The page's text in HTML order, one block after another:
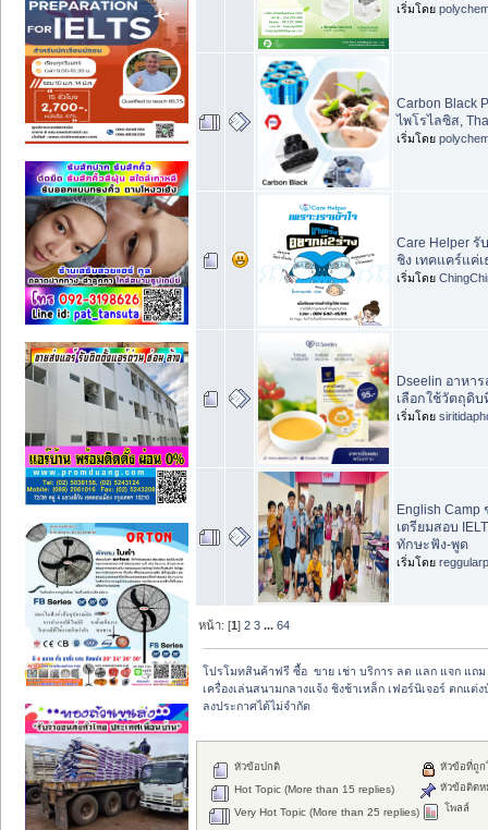
เริ่มโดย
Carbon Black
ไพโรไลซิส,
เริ่มโดย
Care Helper รั
ชิง เทคแคร์แ
เริ่มโดย
Dseelin อาหา
เลือกใช้วัตถุดิ
เริ่มโดย
English
เตรียมสอบ
ทักษะฟัง-พูด
เริ่มโดย
หน้า: [1]2 3 ...64
โปรโมทสินค้าฟรี ซื้อ  ขาย เช่า บริการ ลด แลก แจก แถ
เครื่องเล่นสนามกลางแจ้ง ชิงช้าเหล็ก เฟอร์นิเจอร์ ตกแ
ลงประกาศได้ไม่จำกัด
หัวข้อปกติ
Hot Topic (More than 15 replies)
Very Hot Topic (More than 25 replies)
หัวข้อที่ถู
หัวข้อติดห
โพลล์